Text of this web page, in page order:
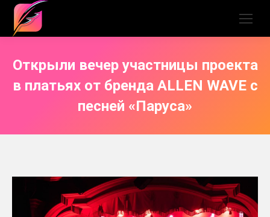
Открыли вечер участницы проекта
в платьях от бренда ALLEN WAVE с
песней «Паруса»